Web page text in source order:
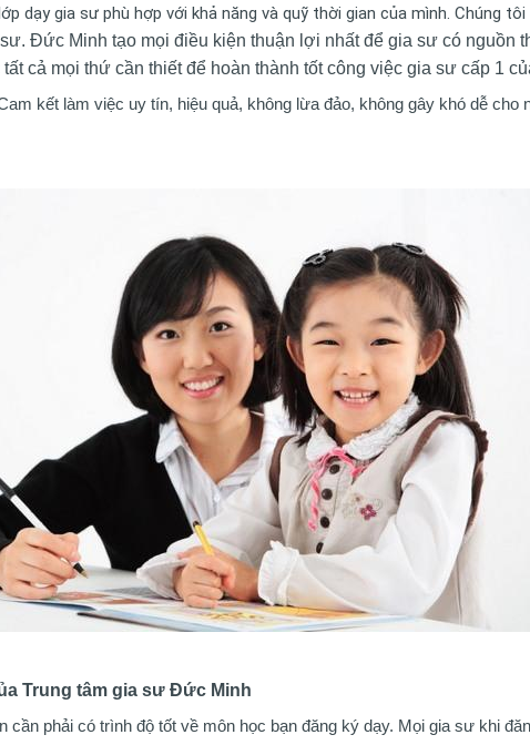
gia sư phù hợp với khả năng và quỹ thời gian của mình. Chúng tôi
Đức Minh tạo mọi điều kiện thuận lợi nhất để gia sư có nguồn
cả mọi thứ cần thiếtđể hoàn thành tốt công việc gia sư cấp 1
kết làm việc uy tín, hiệu quả, không lừa đảo, không gây khó dễ cho
Trung tâm gia sư Đức Minh
phải có trình độ tốt về môn học bạn đăng ký dạy. Mọi gia sư khi